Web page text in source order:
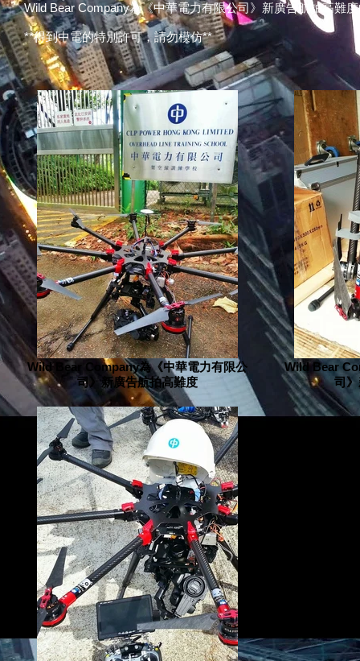
Wild Bear Company為《中華電力有限公司》新廣告航拍高難
**得到中電的特別許可，請勿模仿**
Wild Bear Company為《中華電力有限公
司》新廣告航拍高難度
Wild Bear
司